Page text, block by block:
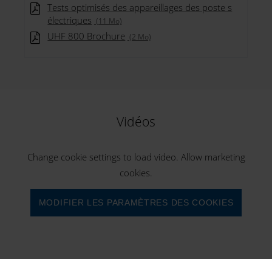
Tests optimisés des appareillages des poste s
électriques (11 Mo)
UHF 800 Brochure (2 Mo)
Vidéos
Change cookie settings to load video. Allow marketing
cookies.
MODIFIER LES PARAMÈTRES DES COOKIES